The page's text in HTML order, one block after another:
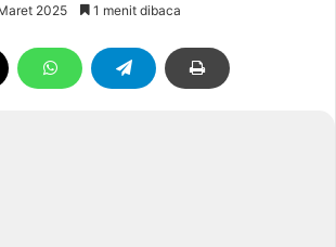
2025 1 menit dibaca